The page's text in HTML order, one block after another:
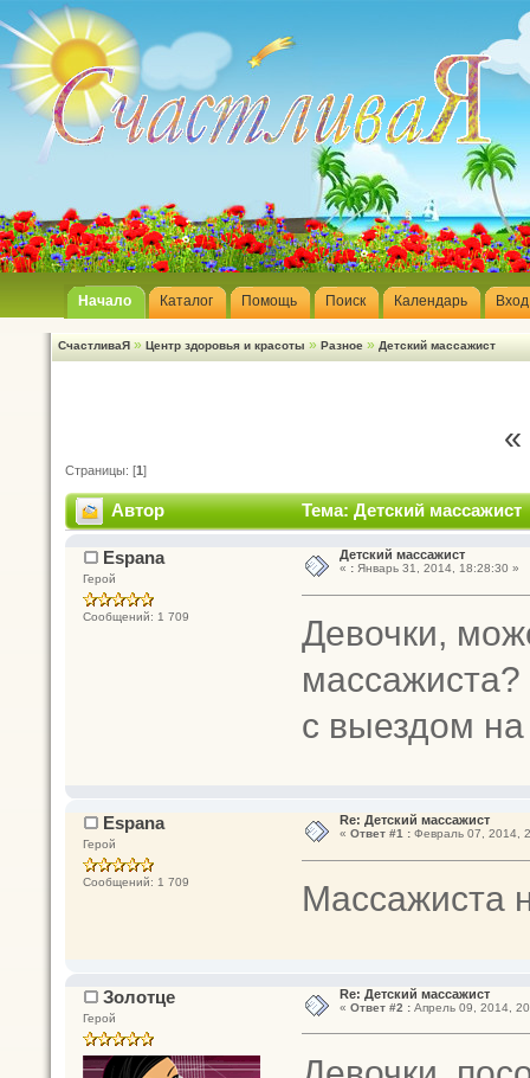
Начало Каталог Помощь Поиск Календарь Вход
СчастливаЯ » Центр здоровья и красоты » Разное » Детский массажист
Страницы: [1]
Автор Тема: Детский массажист
Espana
Герой
Сообщений: 1 709
Детский массажист
« :Январь 31, 2014, 18:28:30 »
Девочки,
с выездом
Espana
Герой
Сообщений: 1 709
Re: Детский массажист
« Ответ #1 :Февраль 07, 2014,
Массажиста
Золотце
Герой
Re: Детский массажист
« Ответ #2 :Апрель 09, 2014,